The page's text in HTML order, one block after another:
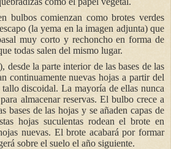
bulbos comienzan como brotes verdes
(la yema en la imagen adjunta) que
muy corto y rechoncho en forma de
todas salen del mismo lugar.
desde la parte interior de las bases de las
continuamente nuevas hojas a partir del
discoidal. La mayoría de ellas nunca
almacenar reservas. El bulbo crece a
bases de las hojas y se añaden capas de
hojas suculentas rodean el brote en
nuevas. El brote acabará por formar
sobre el suelo el año siguiente.